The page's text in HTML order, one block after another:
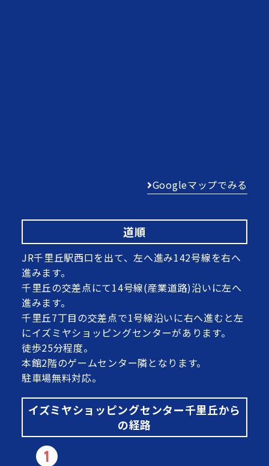
Googleマップでみる
道順
JR千里丘駅西口を出て、左へ進み142号線を右へ
進みます。
千里丘の交差点にて14号線(産業道路)沿いに左へ
進みます。
千里丘7丁目の交差点で1号線沿いに右へ進むと左
にイズミヤショッピングセンターがあります。
徒歩25分程度。
本館2階のゲームセンター隣となります。
駐車場無料対応。
イズミヤショッピングセンター千里丘から
の経路
1